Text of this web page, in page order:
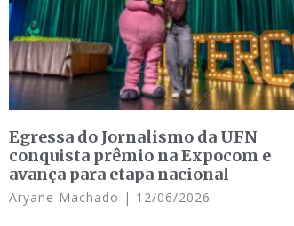
Egressa do Jornalismo da UFN
conquista prêmio na Expocom e
avança para etapa nacional
Aryane Machado 12/06/2026